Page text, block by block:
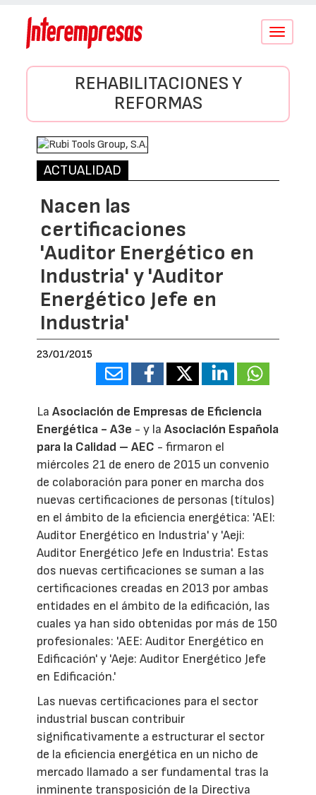
Conmutar
REHABILITACIONES Y
REFORMAS
ACTUALIDAD
Nacen las
certificaciones
'Auditor Energético en
Industria' y 'Auditor
Energético Jefe en
Industria'
23/01/2015
LaAsociación de Empresas de Eficiencia
Energética - A3e - y laAsociación Española
para la Calidad – AEC - firmaron el
miércoles 21 de enero de 2015 un convenio
de colaboración para poner en marcha dos
nuevas certificaciones de personas (títulos)
en el ámbito de la eficiencia energética: 'AEI:
Auditor Energético en Industria' y 'Aeji:
Auditor Energético Jefe en Industria'. Estas
dos nuevas certificaciones se suman a las
certificaciones creadas en 2013 por ambas
entidades en el ámbito de la edificación, las
cuales ya han sido obtenidas por más de 150
profesionales: 'AEE: Auditor Energético en
Edificación' y 'Aeje: Auditor Energético Jefe
en Edificación.'
Las nuevas certificaciones para el sector
industrial buscan contribuir
significativamente a estructurar el sector
de la eficiencia energética en un nicho de
mercado llamado a ser fundamental tras la
inminente transposición de la Directiva